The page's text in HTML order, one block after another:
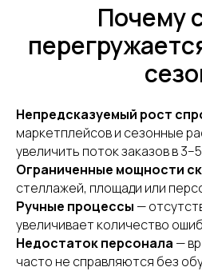
Почему
Непредсказуемый рост
маркетплейсов и сезонные
увеличить поток заказов в
Ограниченные мощности
стеллажей, площади или
Ручные процессы —
увеличивает количество
Недостаток персонала —
часто не справляются без